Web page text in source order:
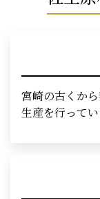
宮崎の古くか
生産を行ってい